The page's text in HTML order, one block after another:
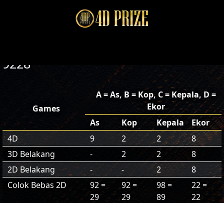
9228
Games
A = As, B = Kop, C = Kepala, D =
Ekor
As
Kop Kepala
Ekor
4D
9 2 2
8
3D Belakang
- 2 2
8
2D Belakang
- - 2
8
Colok Bebas 2D
92 =
29
92 =
29
98 =
89
22 =
22